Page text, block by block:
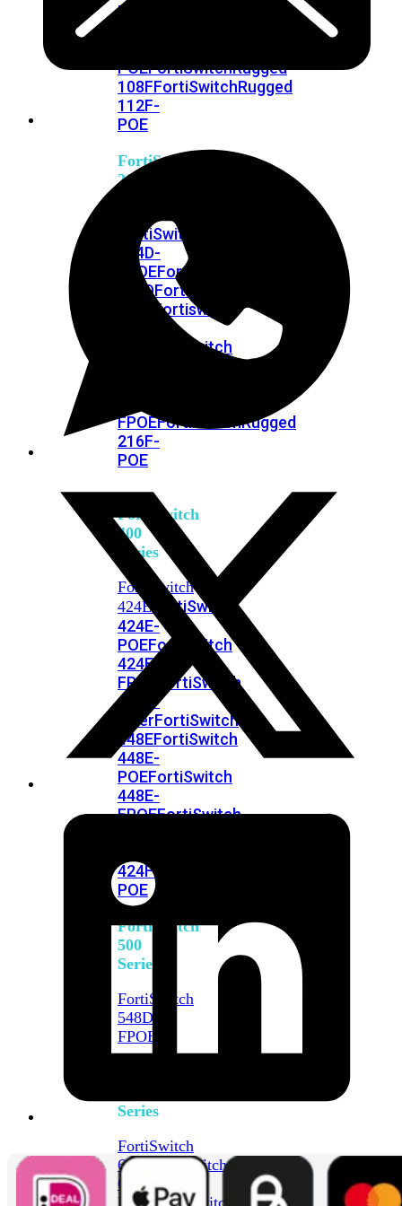
FPOE
POEFortiSwitchRugged
108FFortiSwitchRugged
112F-
POE
FortiSwitch
200
FortiSwitch
224D-
FPOEFortiSwitch
248DFortiSwitch
Fortiswitch
FortiSwitch
FPOEFortiSwitchRugged
216F-
POE
FortiSwitch
400
Series
FortiSwitch
424E FortiSwitch
424E-
POEFortiSwitch
424E-
FPOE
FortiSwitch
424E-
FiberFortiSwitch
448EFortiSwitch
448E-
POEFortiSwitch
448E-
FPOEFortiSwitch
424F-
POE
FortiSwitch
500
Series
FortiSwitch
548D-
FPOE
Series
FortiSwitch
624FFortiSwitch
624F-
FPOE FortiSwitch